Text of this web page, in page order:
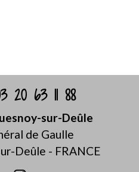
20 63 11 88
sur-Deûle
de Gaulle
Deûle - FRANCE